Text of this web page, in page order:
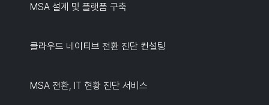
MSA 설계 및 플랫폼 구축
클라우드 네이티브 전환 진단 컨설팅
MSA 전환, IT 현황 진단 서비스